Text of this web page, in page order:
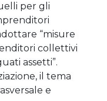
per gli
“misure
collettivi
assetti”.
il tema
e